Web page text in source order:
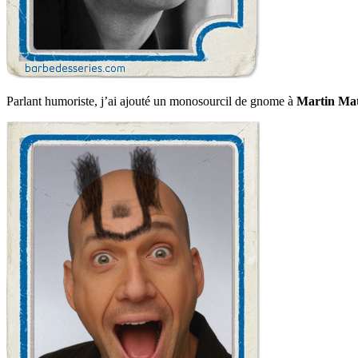
Parlant humoriste, j’ai ajouté un monosourcil de gnome à Martin